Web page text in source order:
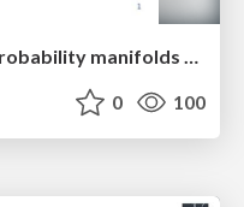
Geometric calculations on probability manifolds from reciprocal relations in Master equations
0 100